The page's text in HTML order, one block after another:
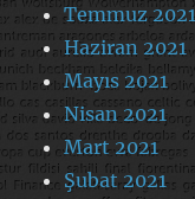
Temmuz 2021
Haziran 2021
Mayıs 2021
Nisan 2021
Mart 2021
Şubat 2021